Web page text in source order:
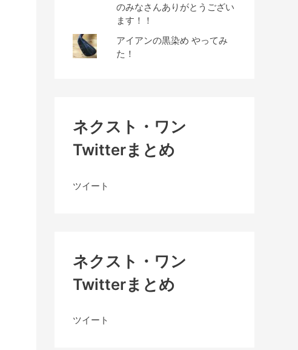
のみなさんありがとうござい
ます！！
アイアンの黒染め やってみ
た！
ネクスト・ワン
Twitterまとめ
ツイート
ネクスト・ワン
Twitterまとめ
ツイート